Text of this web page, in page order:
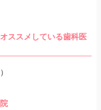
オススメしている歯科医